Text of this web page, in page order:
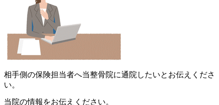
相手側の保険担当者へ当整骨院に通院したいとお伝えくださ
い。
当院の情報をお伝えください。